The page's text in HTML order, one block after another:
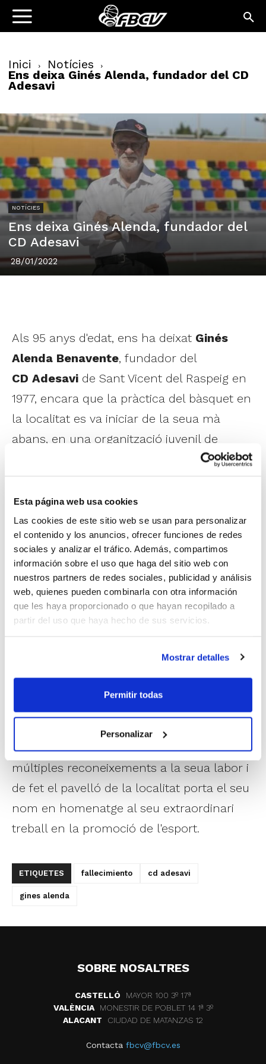
Esta página web usa cookies
Las cookies de este sitio web se usan para personalizar
el contenido y los anuncios, ofrecer funciones de redes
sociales y analizar el tráfico. Además, compartimos
información sobre el uso que haga del sitio web con
nuestros partners de redes sociales, publicidad y análisis
web, quienes pueden combinarla con otra información
que les haya proporcionado o que hayan recopilado a
partir del uso que haya hecho de sus servicios.
Mostrar detalles
Permitir todas
Personalizar
Inici Notícies
Ens deixa Ginés Alenda, fundador del CD
Adesavi
NOTÍCIES
Ens deixa Ginés Alenda, fundador del
CD Adesavi
28/01/2022
Als 95 anys d'edat, ens ha deixat Ginés
Alenda Benavente, fundador del
CD Adesavi de Sant Vicent del Raspeig en
1977, encara que la pràctica del bàsquet en
la localitat es va iniciar de la seua mà
abans, en una organització juvenil de
Amb l'Adesavi, a més de bàsquet, van
arribar a Sant Vicent del Raspeig l'handbol,
atletisme, futbol sala, voleibol i les
primeres pràctiques de l'esport femení.
Durant més de 15 anys va presidir l'entitat i
posteriorment va passar a ser president
d'honor.
Ginés Alenda mai va deixar de col·laborar
veient partits en un discret segon pla amb
la seua gorra d'Adesavi.
Durant aquests últims anys ha rebut
múltiples reconeixements a la seua labor i
de fet el pavelló de la localitat porta el seu
nom en homenatge al seu extraordinari
treball en la promoció de l'esport.
ETIQUETES fallecimiento cd adesavi
gines alenda
SOBRE NOSALTRES
CASTELLÓ
MAYOR 100 3º 17ª
VALÈNCIA
MONESTIR DE POBLET 14 1ª 3º
ALACANT
CIUDAD DE MATANZAS 12
Contacta fbcv@fbcv.es